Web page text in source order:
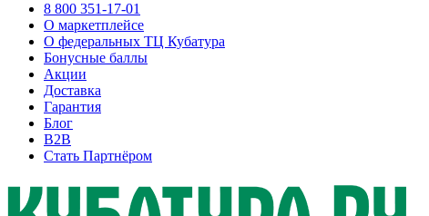
8 800 351-17-01
О маркетплейсе
О федеральных ТЦ Кубатура
Бонусные баллы
Акции
Доставка
Гарантия
Блог
B2B
Стать Партнёром